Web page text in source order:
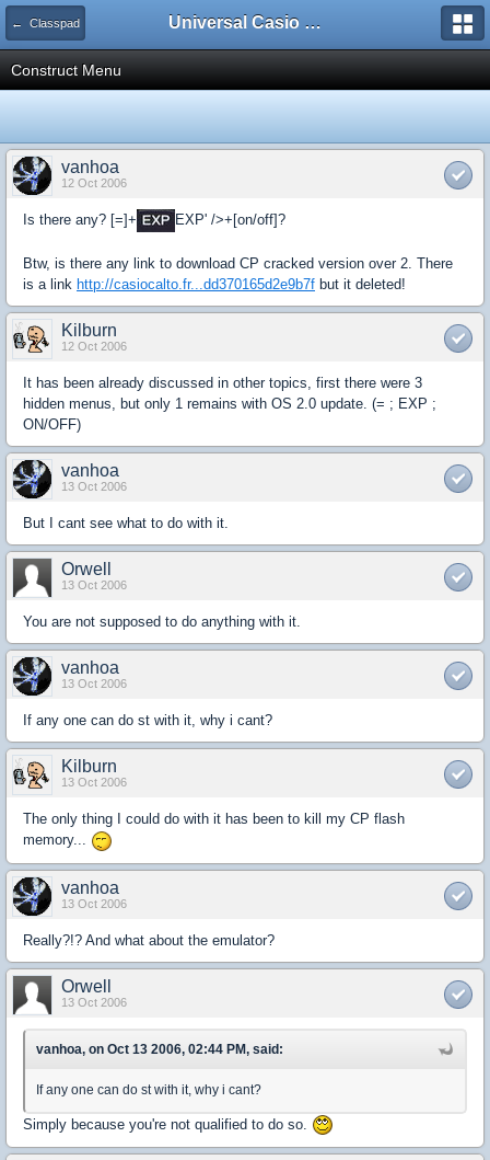
← Classpad Universal Casio Forum
Construct Menu
vanhoa
12 Oct 2006
Is there any? [=]+ EXP' />+[on/off]?
Btw, is there any link to download CP cracked version over 2. There
is a link http://casiocalto.fr...dd370165d2e9b7f but it deleted!
Kilburn
12 Oct 2006
It has been already discussed in other topics, first there were 3
hidden menus, but only 1 remains with OS 2.0 update. (= ; EXP ;
ON/OFF)
vanhoa
13 Oct 2006
But I cant see what to do with it.
Orwell
13 Oct 2006
You are not supposed to do anything with it.
vanhoa
13 Oct 2006
If any one can do st with it, why i cant?
Kilburn
13 Oct 2006
The only thing I could do with it has been to kill my CP flash
memory...
vanhoa
13 Oct 2006
Really?!? And what about the emulator?
Orwell
13 Oct 2006
vanhoa, on Oct 13 2006, 02:44 PM, said:
If any one can do st with it, why i cant?
Simply because you're not qualified to do so.